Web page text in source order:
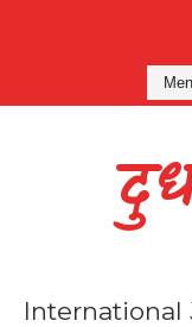
International